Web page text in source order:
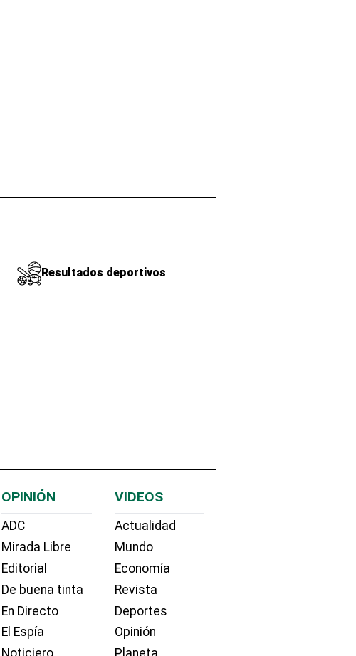
Resultados deportivos
OPINIÓN
ADC
Mirada Libre
Editorial
De buena tinta
En Directo
El Espía
VIDEOS
Actualidad
Mundo
Economía
Revista
Deportes
Opinión